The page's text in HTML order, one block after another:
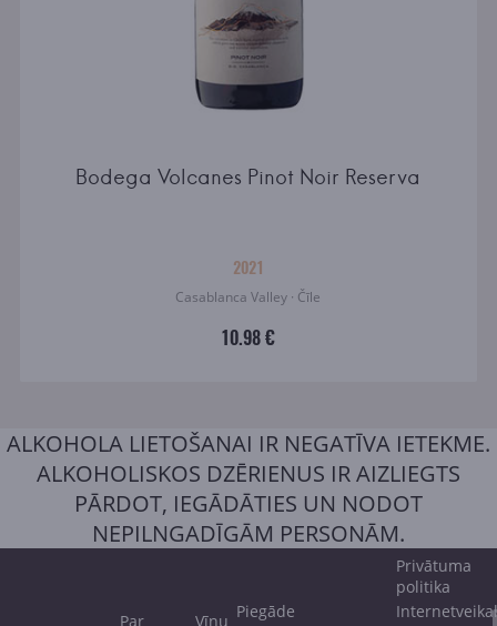
Bodega Volcanes Pinot Noir Reserva
2021
Casablanca Valley · Čīle
10.98 €
ALKOHOLA LIETOŠANAI IR NEGATĪVA IETEKME.
ALKOHOLISKOS DZĒRIENUS IR AIZLIEGTS
PĀRDOT, IEGĀDĀTIES UN NODOT
NEPILNGADĪGĀM PERSONĀM.
Par Vīnu Piegāde
Privātuma
politika